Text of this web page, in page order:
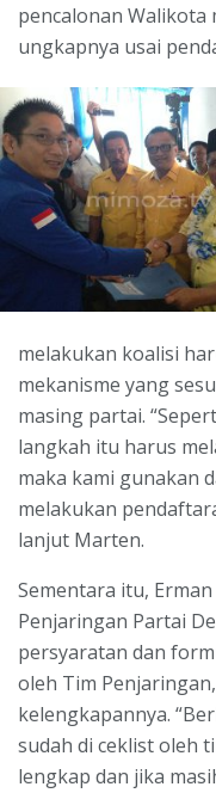
pencalonan Walikota
ungkapnya usai
melakukan koalisi
mekanisme yang
masing partai.
langkah itu harus
maka kami gunakan
melakukan
lanjut Marten.
Sementara itu,
Penjaringan Partai
persyaratan dan
oleh Tim
kelengkapannya.
sudah di ceklist oleh
lengkap dan jika